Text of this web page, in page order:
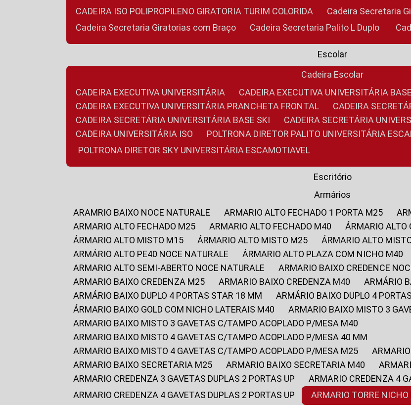
CADEIRA ISO POLIPROPILENO GIRATORIA TURIM COLORIDA
Cadeira Secretaria
Cadeira Secretaria Giratorias com Braço
Cadeira Secretaria Palito L Duplo
Escolar
Cadeira Escolar
CADEIRA EXECUTIVA UNIVERSITÁRIA
CADEIRA EXECUTIVA UNIVERSITÁRIA
CADEIRA EXECUTIVA UNIVERSITÁRIA PRANCHETA FRONTAL
CADEIRA
CADEIRA SECRETÁRIA UNIVERSITÁRIA BASE SKI
CADEIRA SECRETÁRIA
CADEIRA UNIVERSITÁRIA ISO
POLTRONA DIRETOR PALITO UNIVERSITÁRIA
POLTRONA DIRETOR SKY UNIVERSITÁRIA ESCAMOTIAVEL
Escritório
Armários
ARAMRIO BAIXO NOCE NATURALE
ARMARIO ALTO FECHADO 1 PORTA M25
ARMARIO ALTO FECHADO M25
ARMARIO ALTO FECHADO M40
ÁRMARIO
ÁRMARIO ALTO MISTO M15
ÁRMARIO ALTO MISTO M25
ÁRMARIO ALTO
ARMÁRIO ALTO PE40 NOCE NATURALE
ÁRMARIO ALTO PLAZA COM NICHO M40
ARMARIO ALTO SEMI-ABERTO NOCE NATURALE
ARMARIO BAIXO CREDENCE
ARMARIO BAIXO CREDENZA M25
ARMARIO BAIXO CREDENZA M40
ARMÁRIO
ARMÁRIO BAIXO DUPLO 4 PORTAS STAR 18 MM
ARMÁRIO BAIXO DUPLO 4
ÁRMARIO BAIXO GOLD COM NICHO LATERAIS M40
ARMARIO BAIXO MISTO 3
ARMARIO BAIXO MISTO 3 GAVETAS C/TAMPO ACOPLADO P/MESA M40
ARMARIO BAIXO MISTO 4 GAVETAS C/TAMPO ACOPLADO P/MESA 40 MM
ARMARIO BAIXO MISTO 4 GAVETAS C/TAMPO ACOPLADO P/MESA M25
ARMARIO BAIXO SECRETARIA M25
ARMARIO BAIXO SECRETARIA M40
ARMARIO CREDENZA 3 GAVETAS DUPLAS 2 PORTAS UP
ARMARIO CREDENZA 4
ARMARIO CREDENZA 4 GAVETAS DUPLAS 2 PORTAS UP
ARMARIO TORRE